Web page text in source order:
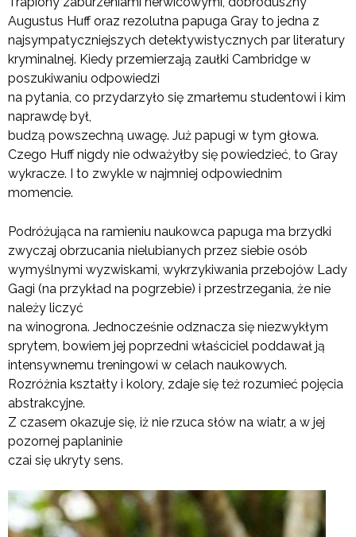
Augustus Huff oraz rezolutna papuga Gray to jedna z
najsympatyczniejszych detektywistycznych par literatury
kryminalnej. Kiedy przemierzają zaułki Cambridge w
poszukiwaniu odpowiedzi
na pytania, co przydarzyło się zmarłemu studentowi i kim
naprawdę był,
budzą powszechną uwagę. Już papugi w tym głowa.
Czego Huff nigdy nie odważyłby się powiedzieć, to Gray
wykracze. I to zwykle w najmniej odpowiednim
momencie.
Podróżująca na ramieniu naukowca papuga ma brzydki
zwyczaj obrzucania nielubianych przez siebie osób
wymyślnymi wyzwiskami, wykrzykiwania przebojów Lady
Gagi (na przykład na pogrzebie) i przestrzegania, że nie
należy liczyć
na winogrona. Jednocześnie odznacza się niezwykłym
sprytem, bowiem jej poprzedni właściciel poddawał ją
intensywnemu treningowi w celach naukowych.
Rozróżnia kształty i kolory, zdaje się też rozumieć pojęcia
abstrakcyjne.
Z czasem okazuje się, iż nie rzuca słów na wiatr, a w jej
pozornej paplaninie
czai się ukryty sens.